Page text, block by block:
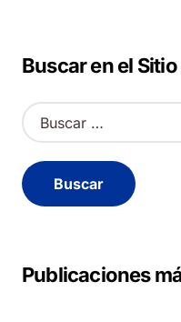
Buscar en el Sitio
B
u
c
a
Publicaciones